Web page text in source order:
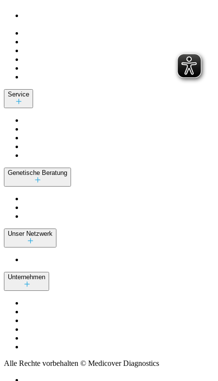
Service
Genetische Beratung
Unser Netzwerk
Unternehmen
Alle Rechte vorbehalten © Medicover Diagnostics